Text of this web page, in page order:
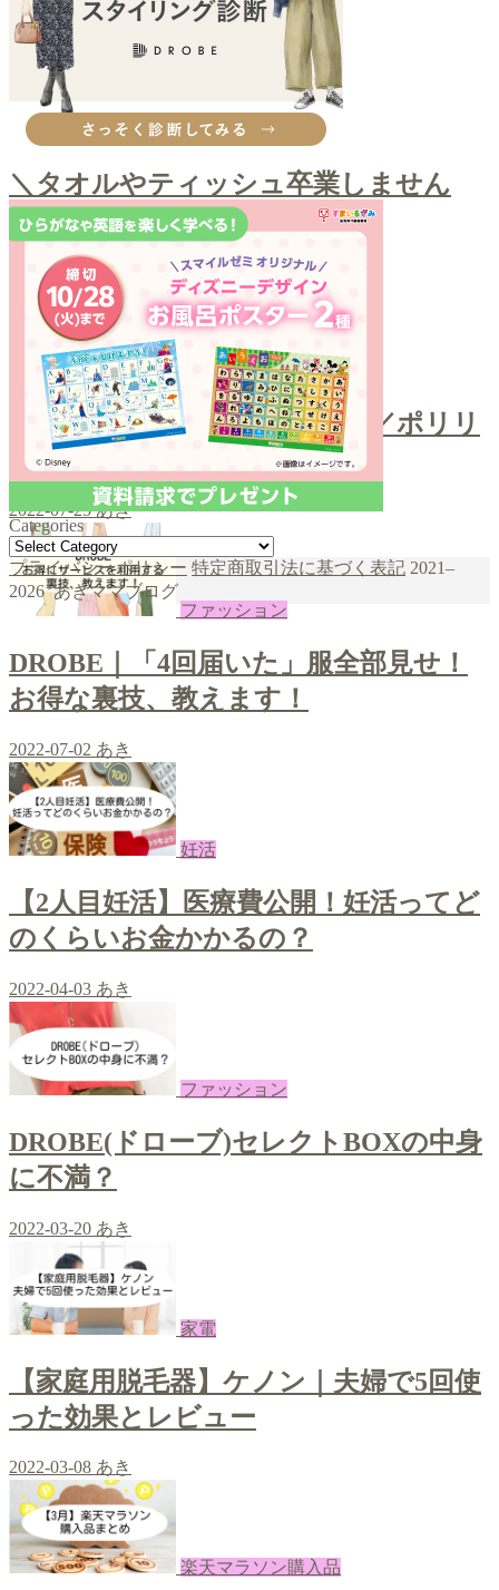
2022-08-05 あき
next
その他購入品
＼タオルやティッシュ卒業しません
か？／クレンジングタオル
2022-09-12 あき
お口ケア
＼スポンジでホワイトニング／ポリリ
ンキューブ
2022-07-25 あき
ファッション
DROBE｜「4回届いた」服全部見せ！
お得な裏技、教えます！
2022-07-02 あき
妊活
【2人目妊活】医療費公開！妊活ってど
のくらいお金かかるの？
2022-04-03 あき
ファッション
DROBE(ドローブ)セレクトBOXの中身
に不満？
2022-03-20 あき
家電
【家庭用脱毛器】ケノン｜夫婦で5回使
った効果とレビュー
2022-03-08 あき
楽天マラソン購入品
Categories
Categories
şans
casino
vidobet
|
vidobet
|
vidobet
güncel
giriş
vidobet
giriş
casinolevant
|
casinolevant
|
casinolevant
|
vidobet
giriş
şans
casino
casinolevant
giriş
casino
şans
şans
casino
giriş
casino
levant
casino
şans
casino
şans
boostaro
|
casinolevant
giriş
şans
casino
giriş
casinolevant
giriş
şanscasino
|
vidobet
|
vidobet
giriş
levant
casino
gorabet
|
galyabet
|
gorabet
|
gorabet
|
gorabet
|
vidobet
giriş
galyabet
|
gorabet
|
gorabet
プライバシーポリシー 特定商取引法に基づく表記 2021–
2026 あきママブログ